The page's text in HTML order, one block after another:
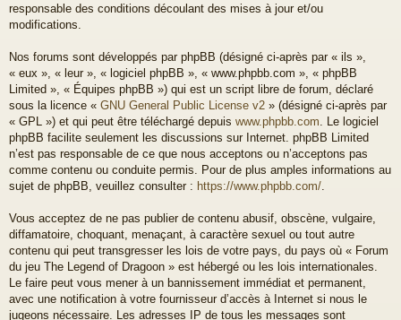
responsable des conditions découlant des mises à jour et/ou
modifications.
Nos forums sont développés par phpBB (désigné ci-après par « ils »,
« eux », « leur », « logiciel phpBB », « www.phpbb.com », « phpBB
Limited », « Équipes phpBB ») qui est un script libre de forum, déclaré
sous la licence « GNU General Public License v2 » (désigné ci-après par
« GPL ») et qui peut être téléchargé depuis www.phpbb.com . Le logiciel
phpBB facilite seulement les discussions sur Internet. phpBB Limited
n’est pas responsable de ce que nous acceptons ou n’acceptons pas
comme contenu ou conduite permis. Pour de plus amples informations au
sujet de phpBB, veuillez consulter : https://www.phpbb.com/
Vous acceptez de ne pas publier de contenu abusif, obscène, vulgaire,
diffamatoire, choquant, menaçant, à caractère sexuel ou tout autre
contenu qui peut transgresser les lois de votre pays, du pays où « Forum
du jeu The Legend of Dragoon » est hébergé ou les lois internationales.
Le faire peut vous mener à un bannissement immédiat et permanent,
avec une notification à votre fournisseur d’accès à Internet si nous le
jugeons nécessaire. Les adresses IP de tous les messages sont